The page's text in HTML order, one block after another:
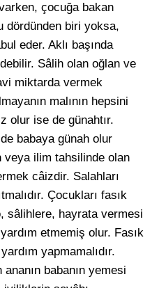
çocuğa bakan
dördünden biri yoksa,
eder. Aklı başında
Sâlih olan oğlan ve
miktarda vermek
malının hepsini
olur ise de günahtır.
babaya günah olur
ilim tahsilinde olan
câizdir. Salahları
Çocukları fasık
sâlihlere, hayrata vermesi
etmemiş olur. Fasık
yapmamalıdır.
babanın yemesi